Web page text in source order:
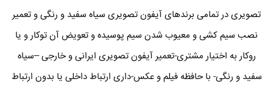
تصویری در تمامی برندهای آیفون تصویری سیاه سفید و رنگی و تعمیر
نصب سیم کشی و معیوب شدن سیم پوسیده و تعویض آن توکار و یا
روکار به اختیار مشتری-تعمیر آیفون تصویری ایرانی و خارجی –سیاه
سفید و رنگی- با حافظه فیلم و عکس-داری ارتباط داخلی یا بدون ارتباط